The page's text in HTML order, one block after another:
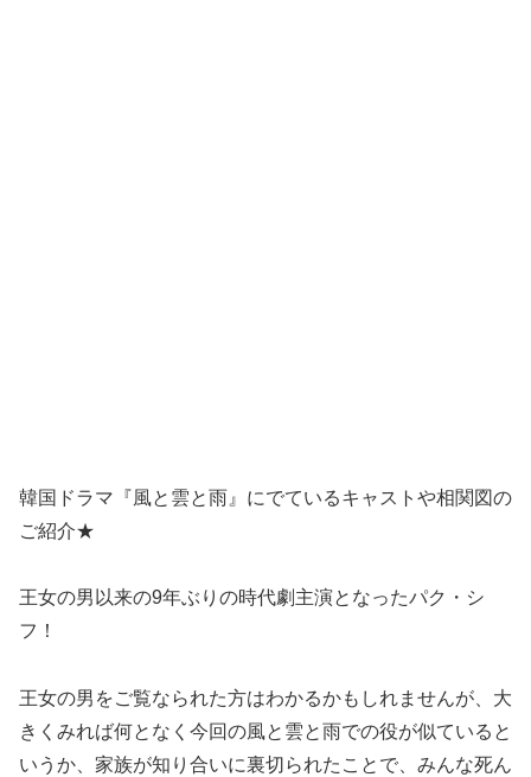
韓国ドラマ『風と雲と雨』にでているキャストや相関図の
ご紹介★
王女の男以来の9年ぶりの時代劇主演となったパク・シ
フ！
王女の男をご覧なられた方はわかるかもしれませんが、大
きくみれば何となく今回の風と雲と雨での役が似ていると
いうか、家族が知り合いに裏切られたことで、みんな死ん